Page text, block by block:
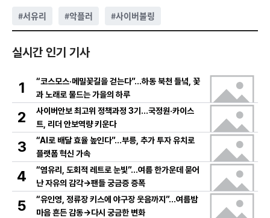
#서유리 #악플러 #사이버불링
실시간 인기 기사
1
“코스모스·메밀꽃길을 걷는다”…하동 북천 들녘, 꽃
과 노래로 물드는 가을의 하루
2
사이버안보 최고위 정책과정 3기…국정원·카이스
트, 리더 안보역량 키운다
3
“AI로 배달 효율 높인다”…부릉, 추가 투자 유치로
플랫폼 혁신 가속
4
“염유리, 도회적 레트로 눈빛”…여름 한가운데 묻어
난 자유의 감각→팬들 궁금증 증폭
5
“유인영, 정류장 키스에 야구장 웃음까지”…여름밤
마음 흔든 감동→다시 궁금한 변화